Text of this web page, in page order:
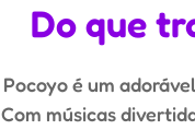
Do que
Pocoyo é um
Com músicas